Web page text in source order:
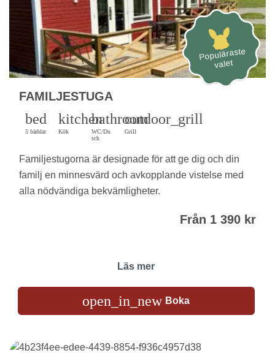
Populäraste
valet
FAMILJESTUGA
bed
5 bäddar
kitchen
Kök
bathroom
WC/Du
sch
outdoor_grill
Grill
Familjestugorna är designade för att ge dig och din
familj en minnesvärd och avkopplande vistelse med
alla nödvändiga bekvämligheter.
Från 1 390 kr
Läs mer
open_in_new Boka